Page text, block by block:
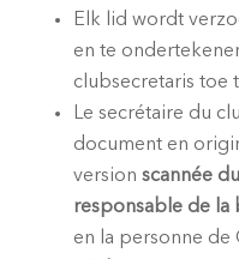
Elk lid wordt
en te
clubsecretaris toe
Le secrétaire du
document en
version scannée
responsable de la
en la personne de